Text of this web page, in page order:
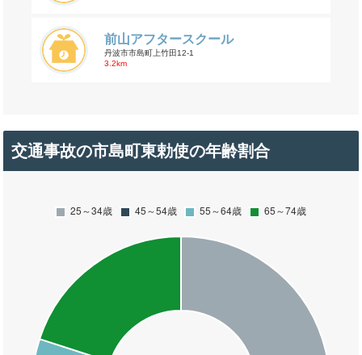
前山アフタースクール
丹波市市島町上竹田12-1
3.2km
交通事故の市島町東勅使の年齢割合